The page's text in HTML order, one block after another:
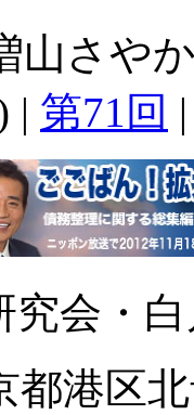
山さや
| 第71回
究会・
都港区